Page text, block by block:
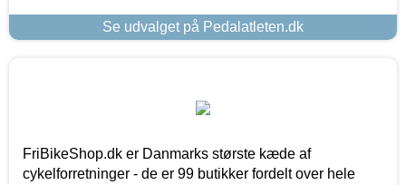
Se udvalget på Pedalatleten.dk
FriBikeShop.dk er Danmarks største kæde af
cykelforretninger - de er 99 butikker fordelt over hele